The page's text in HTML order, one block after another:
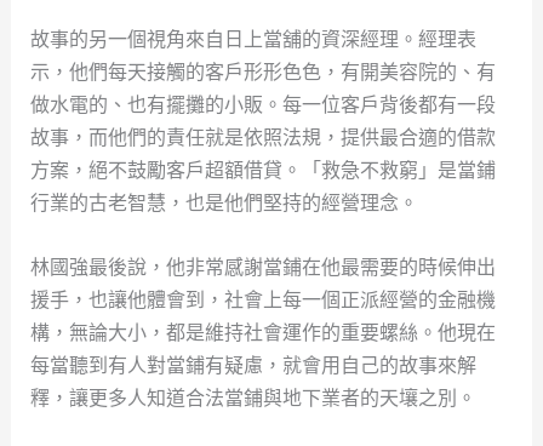
故事的另一個視角來自日上當舖的資深經理。經理表
示，他們每天接觸的客戶形形色色，有開美容院的、有
做水電的、也有擺攤的小販。每一位客戶背後都有一段
故事，而他們的責任就是依照法規，提供最合適的借款
方案，絕不鼓勵客戶超額借貸。「救急不救窮」是當鋪
行業的古老智慧，也是他們堅持的經營理念。
林國強最後說，他非常感謝當鋪在他最需要的時候伸出
援手，也讓他體會到，社會上每一個正派經營的金融機
構，無論大小，都是維持社會運作的重要螺絲。他現在
每當聽到有人對當鋪有疑慮，就會用自己的故事來解
釋，讓更多人知道合法當鋪與地下業者的天壤之別。